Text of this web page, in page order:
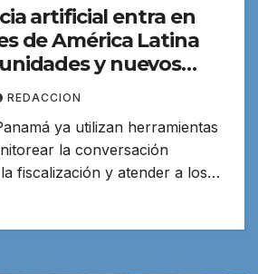
artificial entra en
de América Latina
y nuevos
REDACCION
ya utilizan herramientas
la conversación
fiscalización y atender a los…